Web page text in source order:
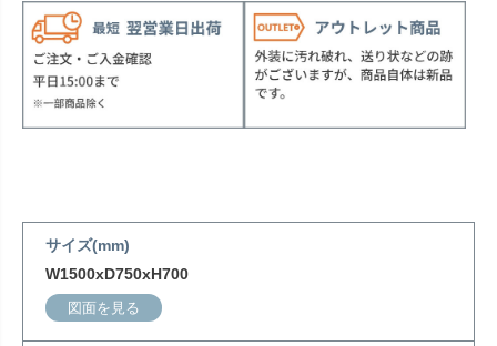
サイズ(mm)
W1500xD750xH700
図面を見る